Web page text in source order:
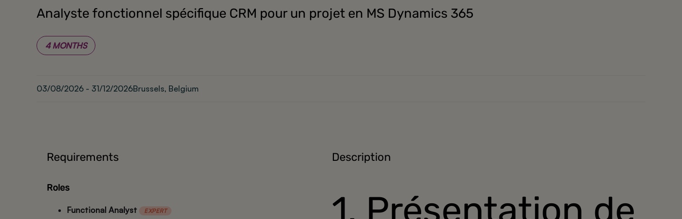
Analyste fonctionnel spécifique CRM pour un projet en MS Dynamics 365
4 MONTHS
03/08/2026 - 31/12/2026Brussels, Belgium
Requirements
Roles
Functional Analyst EXPERT
Description
1. Présentation de